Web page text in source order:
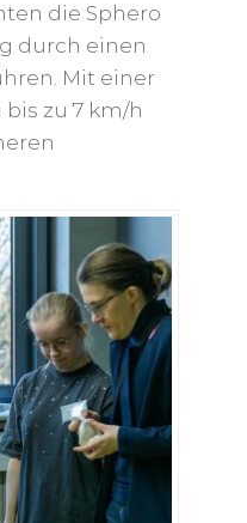
die Sphero
durch einen
Mit einer
zu 7 km/h